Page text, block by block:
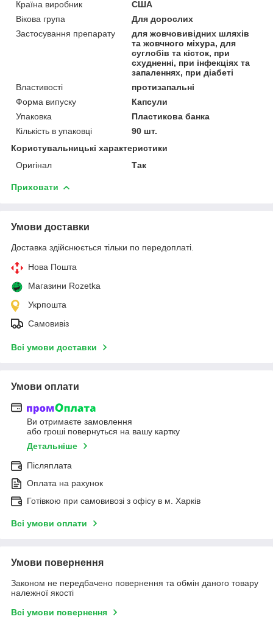
Країна виробник
США
Вікова група
Для дорослих
Застосування препарату
для жовчовивідних шляхів
та жовчного міхура, для
суглобів та кісток, при
схудненні, при інфекціях та
запаленнях, при діабеті
Властивості
протизапальні
Форма випуску
Капсули
Упаковка
Пластикова банка
Кількість в упаковці
90 шт.
Користувальницькі характеристики
Оригінал
Так
Приховати
Умови доставки
Доставка здійснюється тільки по передоплаті.
Нова Пошта
Магазини Rozetka
Укрпошта
Самовивіз
Всі умови доставки
Умови оплати
Ви отримаєте замовлення
або гроші повернуться на вашу картку
Детальніше
Післяплата
Оплата на рахунок
Готівкою при самовивозі з офісу в м. Харків
Всі умови оплати
Умови повернення
Законом не передбачено повернення та обмін даного товару
належної якості
Всі умови повернення